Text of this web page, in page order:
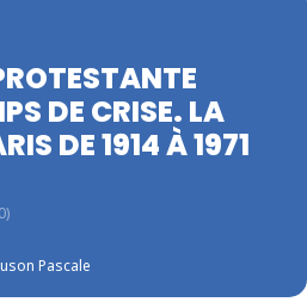
DE CRISE. LA
DE 1914 À 1971
Pascale